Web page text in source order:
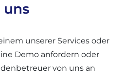
unserer Services oder
Demo anfordern oder
von uns an